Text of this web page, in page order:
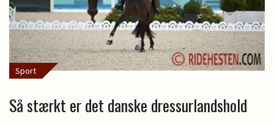
Sport
Så stærkt er det danske dressurlandshold